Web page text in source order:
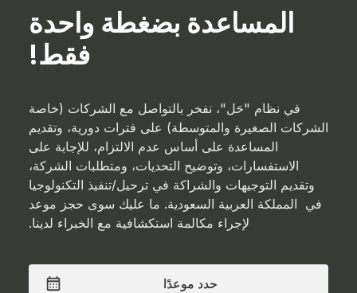
المساعدة بضغطة واحدة
فقط!
في نظام "حَل"، نفخر بالتواصل مع الشركات (خاصة
الشركات الصغيرة والمتوسطة) على فترات دورية، وتقديم
المساعدة على أساس عدم الالتزام، للإجابة على
الاستفسارات، وتوضيح التحديات، ومتطلبات الشركة،
وتقديم التوجيهات والشراكة في ترحيل/تنفيذ التكنولوجيا
في المملكة العربية السعودية. ما عليك سوى حجز موعد
لإجراء مكالمة استكشافية مع الخبراء لدينا.
حدد موعدًا
حدد موعدًا